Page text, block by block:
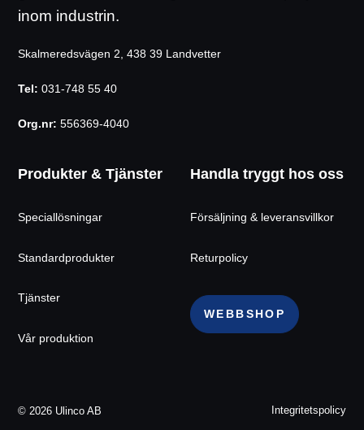
inom industrin.
Skalmeredsvägen 2, 438 39 Landvetter
Tel: 031-748 55 40
Org.nr: 556369-4040
Produkter & Tjänster
Speciallösningar
Standardprodukter
Tjänster
Vår produktion
Handla tryggt hos oss
Försäljning & leveransvillkor
Returpolicy
WEBBSHOP
© 2026 Ulinco AB Integritetspolicy